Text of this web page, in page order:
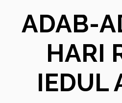
ADAB-
HARI
IEDUL